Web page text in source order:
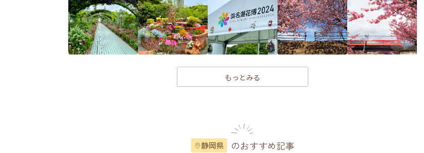
もっとみる
静岡県 のおすすめ記事